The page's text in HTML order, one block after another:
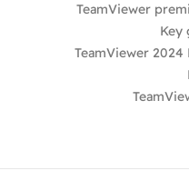
TeamViewer
Key
TeamViewer